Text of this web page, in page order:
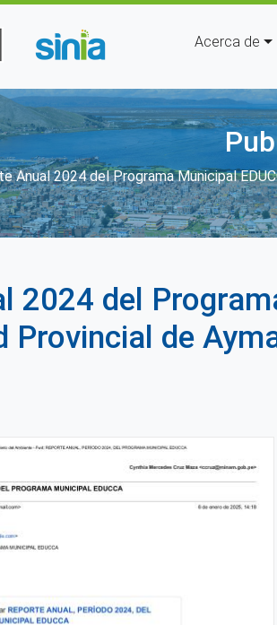
Navegación
Acerca de
de ayuda a la
Anual 2024 del Programa Municipal
2024 del
Provincial de